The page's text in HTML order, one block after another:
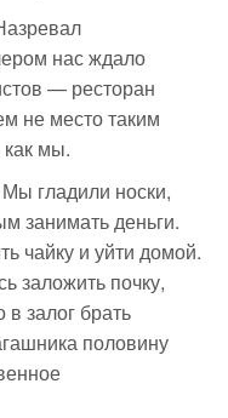
нас ждало
— ресторан
не место таким
как мы.
гладили носки,
занимать деньги.
чайку и уйти домой.
заложить почку,
в залог брать
половину